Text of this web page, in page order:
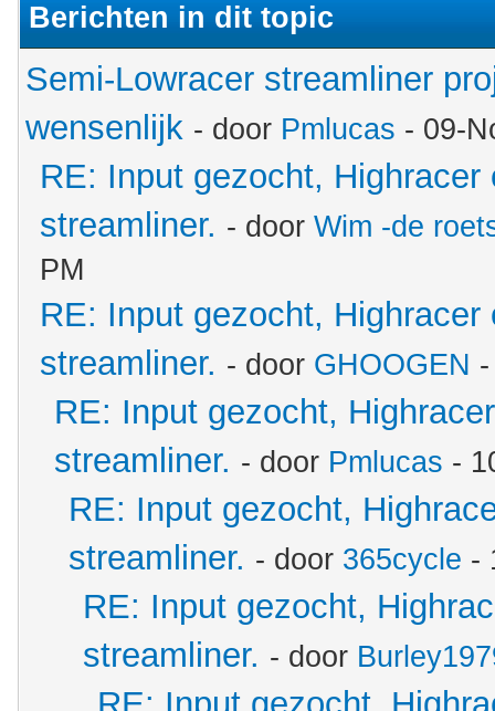
Berichten in dit topic
Semi-Lowracer streamliner
wensenlijk - door Pmlucas - 09-
RE: Input gezocht, Highracer
streamliner. - door Wim -de
PM
RE: Input gezocht, Highracer
streamliner. - door GHOOGEN
RE: Input gezocht,
streamliner. - door Pmlucas -
RE: Input gezocht,
streamliner. - door 365cycle -
RE: Input gezocht,
streamliner. - door